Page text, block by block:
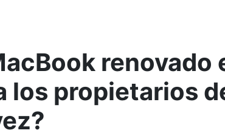
renovado
los propietarios